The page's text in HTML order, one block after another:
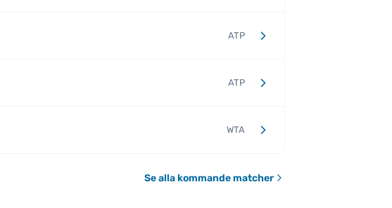
ATP
ATP
WTA
Se alla kommande matcher